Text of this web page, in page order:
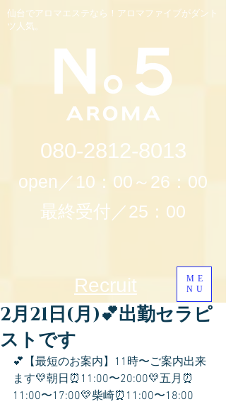
仙台でアロマエステなら！アロマファイブがダント
ツ人気。
080-2812-8013
open／10：00～26：00
最終受付／25：00
ME
NU
Recruit
2月21日(月)💕出勤セラピ
ストです
💕【最短のお案内】11時〜ご案内出来
ます💛朝日⏰11:00〜20:00💛五月⏰
11:00〜17:00💛柴崎⏰11:00〜18:00